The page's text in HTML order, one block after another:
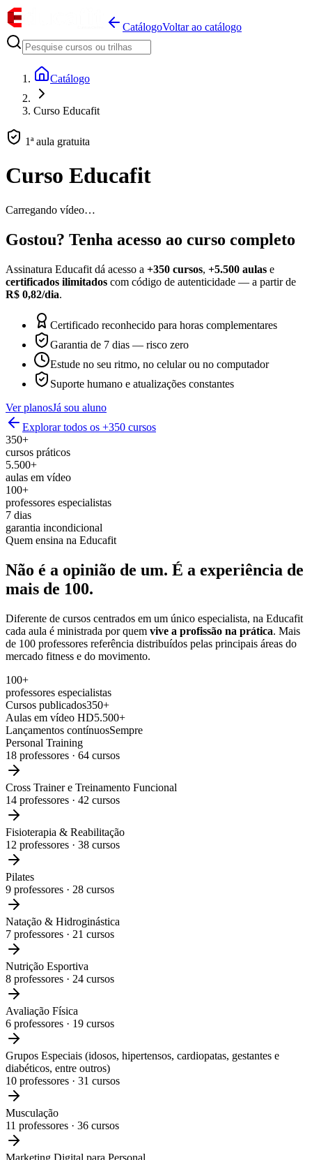
CatálogoVoltar ao catálogo
Catálogo
Curso Educafit
1ª aula gratuita
Curso Educafit
Carregando vídeo…
Gostou? Tenha acesso ao curso completo
Assinatura Educafit dá acesso a +350 cursos, +5.500 aulas e
certificados ilimitados com código de autenticidade — a partir de
R$ 0,82/dia.
Certificado reconhecido para horas complementares
Garantia de 7 dias — risco zero
Estude no seu ritmo, no celular ou no computador
Suporte humano e atualizações constantes
Ver planosJá sou aluno
Explorar todos os +350 cursos
350+
cursos práticos
5.500+
aulas em vídeo
100+
professores especialistas
7 dias
garantia incondicional
Quem ensina na Educafit
Não é a opinião de um. É a experiência de
mais de 100.
Diferente de cursos centrados em um único especialista, na Educafit
cada aula é ministrada por quem vive a profissão na prática. Mais
de 100 professores referência distribuídos pelas principais áreas do
mercado fitness e do movimento.
100+
professores especialistas
Cursos publicados350+
Aulas em vídeo HD5.500+
Lançamentos contínuosSempre
Personal Training
18 professores · 64 cursos
Cross Trainer e Treinamento Funcional
14 professores · 42 cursos
Fisioterapia & Reabilitação
12 professores · 38 cursos
Pilates
9 professores · 28 cursos
Natação & Hidroginástica
7 professores · 21 cursos
Nutrição Esportiva
8 professores · 24 cursos
Avaliação Física
6 professores · 19 cursos
Grupos Especiais (idosos, hipertensos, cardiopatas, gestantes e
diabéticos, entre outros)
10 professores · 31 cursos
Musculação
11 professores · 36 cursos
Marketing Digital para Personal